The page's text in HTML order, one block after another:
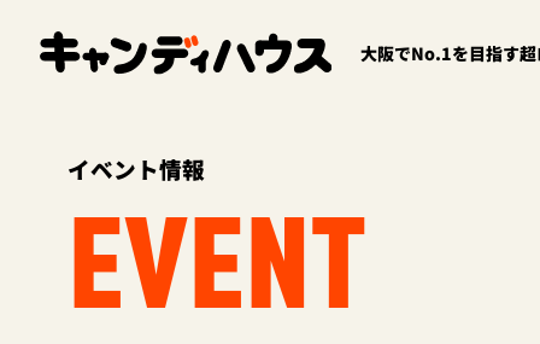
大阪でNo.1を目指す
イベント情報
EVENT